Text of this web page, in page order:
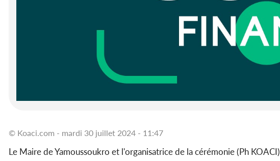
© Koaci.com - mardi 30 juillet 2024 - 11:47
Le Maire de Yamoussoukro et l'organisatrice de la cérémonie (Ph KOACI)